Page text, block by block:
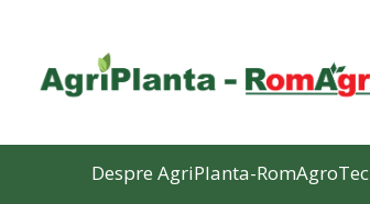
Despre AgriPlanta-RomAgroTec